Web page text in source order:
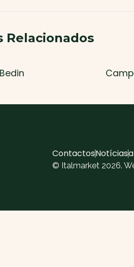
Relacionados
ContactosNotícias
© Italmarket 2026.